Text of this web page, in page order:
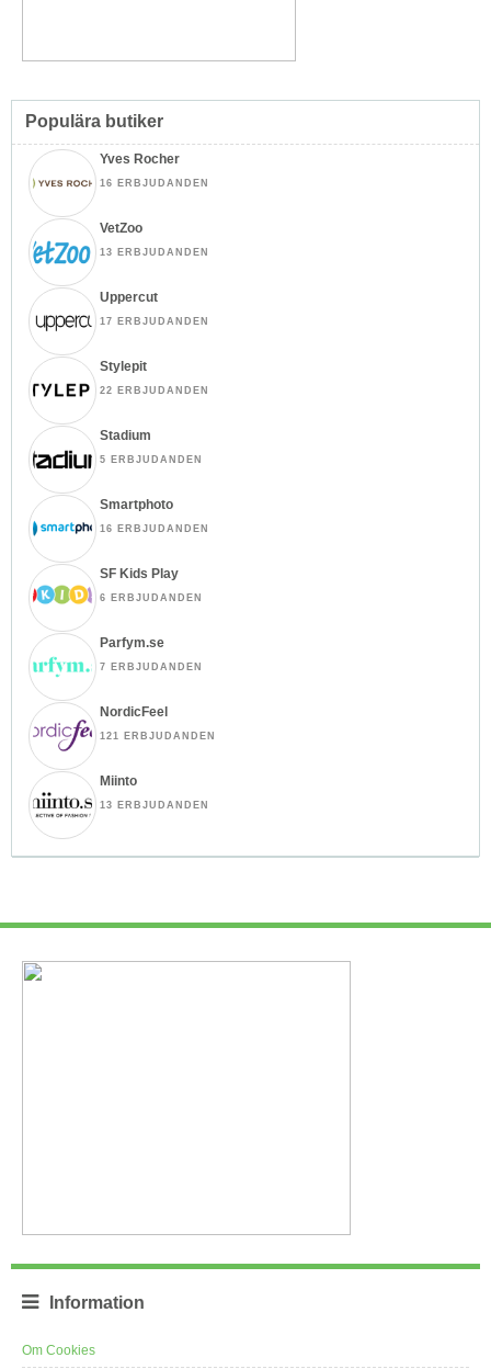
Populära butiker
Yves Rocher
16 ERBJUDANDEN
VetZoo
13 ERBJUDANDEN
Uppercut
17 ERBJUDANDEN
Stylepit
22 ERBJUDANDEN
Stadium
5 ERBJUDANDEN
Smartphoto
16 ERBJUDANDEN
SF Kids Play
6 ERBJUDANDEN
Parfym.se
7 ERBJUDANDEN
NordicFeel
121 ERBJUDANDEN
Miinto
13 ERBJUDANDEN
Information
Om Cookies